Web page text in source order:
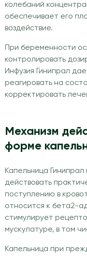
колебаний
обеспечивает его
воздействие.
При беременности
контролировать
Инфузия Гинипрал
реагировать на
корректировать
Механизм
форме
Капельница
действовать
поступлению в
относится к бета2-
стимулирует
мускулатуре, в том
Капельница при